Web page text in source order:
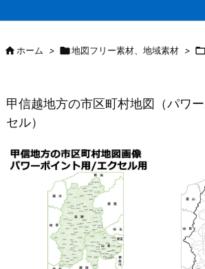
ホーム > 地図フリー素材、地域素材 > 
甲信越地方の市区町村地図（パワ
セル）